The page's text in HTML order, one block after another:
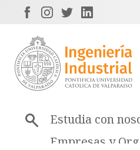
Estudia con
Empresas y